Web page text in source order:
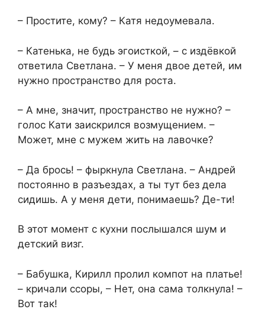
– Простите, кому? – Катя недоумевала.
– Катенька, не будь эгоисткой, – с издёвкой
ответила Светлана. – У меня двое детей, им
нужно пространство для роста.
– А мне, значит, пространство не нужно? –
голос Кати заискрился возмущением. –
Может, мне с мужем жить на лавочке?
– Да брось! – фыркнула Светлана. – Андрей
постоянно в разъездах, а ты тут без дела
сидишь. А у меня дети, понимаешь? Де-ти!
В этот момент с кухни послышался шум и
детский визг.
– Бабушка, Кирилл пролил компот на платье!
– кричали ссоры, – Нет, она сама толкнула! –
Вот так!